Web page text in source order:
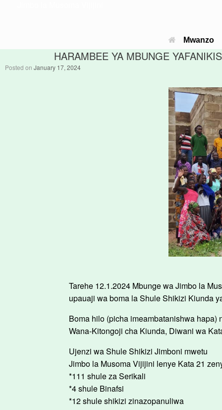
Mwanzo
HARAMBEE YA MBUNGE
Posted on January 17, 2024
Tarehe 12.1.2024 Mbunge wa Jimbo la
upauaji wa boma la Shule Shikizi Kiunda
Boma hilo (picha imeambatanishwa
Wana-Kitongoji cha Kiunda, Diwani wa
Ujenzi wa Shule Shikizi Jimboni mwetu
Jimbo la Musoma Vijijini lenye Kata 21
*111 shule za Serikali
*4 shule Binafsi
*12 shule shikizi zinazopanuliwa